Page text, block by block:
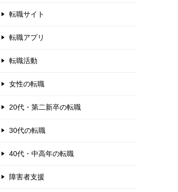
転職サイト
転職アプリ
転職活動
女性の転職
20代・第二新卒の転職
30代の転職
40代・中高年の転職
障害者支援